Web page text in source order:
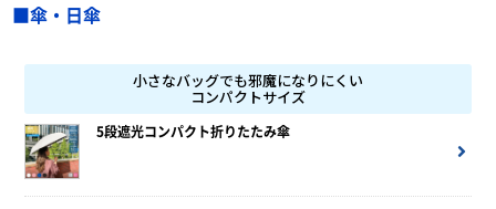
■傘・日傘
小さなバッグでも邪魔になりにくい
コンパクトサイズ
5段遮光コンパクト折りたたみ傘